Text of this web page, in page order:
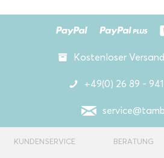
Kostenloser
+49(0) 26 89 -
KUNDENSERVICE BERATUNG